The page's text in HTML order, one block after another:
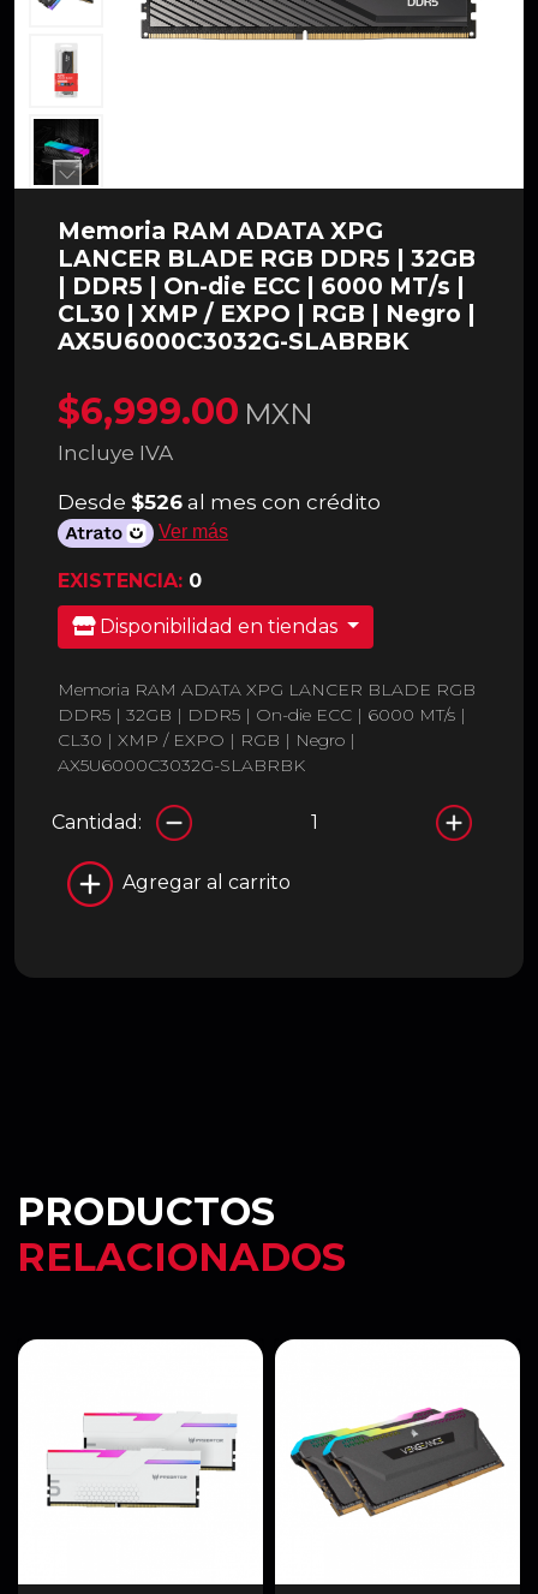
Memoria RAM ADATA XPG
LANCER BLADE RGB DDR5 | 32GB
| DDR5 | On-die ECC | 6000 MT/s |
CL30 | XMP / EXPO | RGB | Negro |
AX5U6000C3032G-SLABRBK
$6,999.00 MXN
Incluye IVA
Desde $526 al mes con crédito
Ver más
EXISTENCIA: 0
Disponibilidad en tiendas
Memoria RAM ADATA XPG LANCER BLADE RGB
DDR5 | 32GB | DDR5 | On-die ECC | 6000 MT/s |
CL30 | XMP / EXPO | RGB | Negro |
AX5U6000C3032G-SLABRBK
Cantidad:
Agregar al carrito
PRODUCTOS
RELACIONADOS